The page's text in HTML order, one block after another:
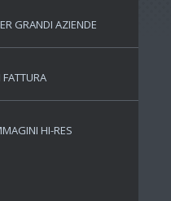
GRANDI AZIENDE
HI-RES